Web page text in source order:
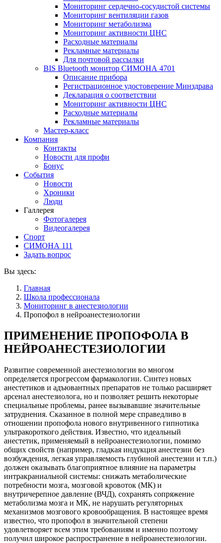
Мониторинг сердечно-сосудистой системы
Мониторинг вентиляции газов
Мониторинг метаболизма
Мониторинг активности ЦНС
Расходные материалы
Рекламные материалы
Для почтовой рассылки
BIS Bluetooth монитор СИМОНА 4701
Описание прибора
Регистрационное удостоверение Минздрава
Декларация о соответствии
Мониторинг активности ЦНС
Расходные материалы
Рекламные материалы
Мастер-класс
Компания
Контакты
Новости для профи
Бонус
События
Новости
Хроники
Люди
Галлерея
Фотогалерея
Видеогалерея
Спорт
СИМОНА 111
Задать вопрос
Вы здесь:
Главная
Школа профессионала
Мониторинг в анестезиологии
Пропофол в нейроанестезиологии
ПРИМЕНЕНИЕ ПРОПОФОЛА В
НЕЙРОАНЕСТЕЗИОЛОГИИ
Развитие современной анестезиологии во многом
определяется прогрессом фармакологии. Синтез новых
анестетиков и адъювантных препаратов не только расширяет
арсенал анестезиолога, но и позволяет решить некоторые
специальные проблемы, ранее вызывавшие значительные
затруднения. Сказанное в полной мере справедливо в
отношении пропофола нового внутривенного гипнотика
ультракороткого действия. Известно, что идеальный
анестетик, применяемый в нейроанестезиологии, помимо
общих свойств (например, гладкая индукция анестезии без
возбуждения, легкая управляемость глубиной анестезии и т.п.)
должен оказывать благоприятное влияние на параметры
интракраниальной системы: снижать метаболические
потребности мозга, мозговой кровоток (МК) и
внутричерепное давление (ВЧД), сохранять сопряжение
метаболизма мозга и МК, не нарушать регуляторных
механизмов мозгового кровообращения. В настоящее время
известно, что пропофол в значительной степени
удовлетворяет всем этим требованиям и именно поэтому
получил широкое распространение в нейроанестезиологии.